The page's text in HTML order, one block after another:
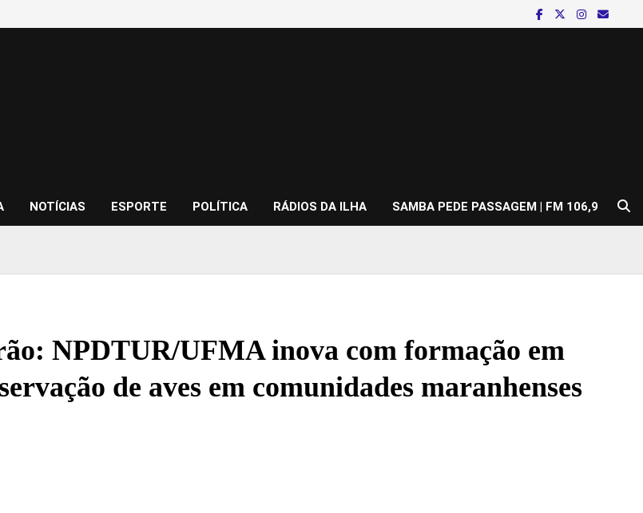
NOTÍCIAS ESPORTE POLÍTICA RÁDIOS DA ILHA SAMBA PEDE PASSAGEM | FM 106,9
NPDTUR/UFMA inova com formação em
de aves em comunidades maranhenses